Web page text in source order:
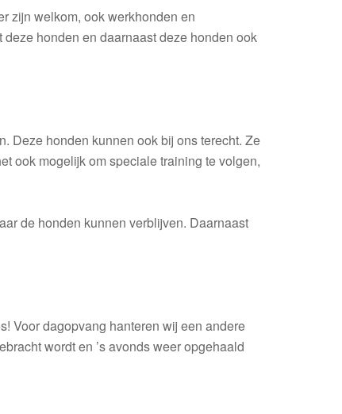
zijn welkom, ook werkhonden en
honden en daarnaast deze honden ook
Deze honden kunnen ook bij ons terecht. Ze
ook mogelijk om speciale training te volgen,
de honden kunnen verblijven. Daarnaast
Voor dagopvang hanteren wij een andere
wordt en ’s avonds weer opgehaald